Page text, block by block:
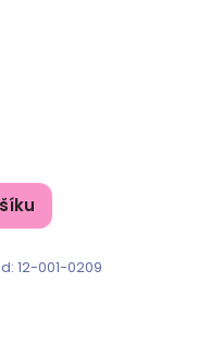
12-001-0209